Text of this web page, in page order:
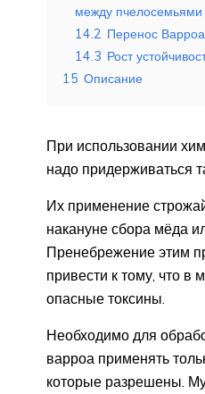
между пчелосемьями
14.2 Перенос
14.3 Рост
15 Описание
При использовании
надо придерживаться
Их применение
накануне сбора мёда
Пренебрежение этим
привести к тому, что в
опасные токсины.
Необходимо для
варроа применять
которые разрешены.